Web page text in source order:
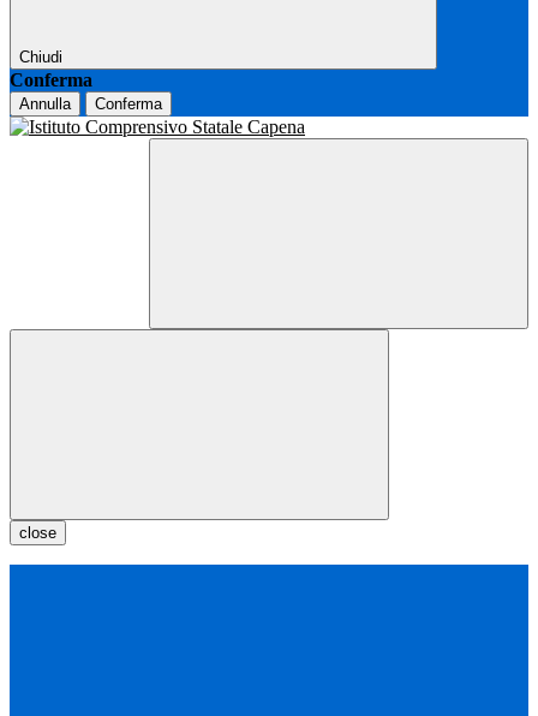
Chiudi
Conferma
Annulla Conferma
close